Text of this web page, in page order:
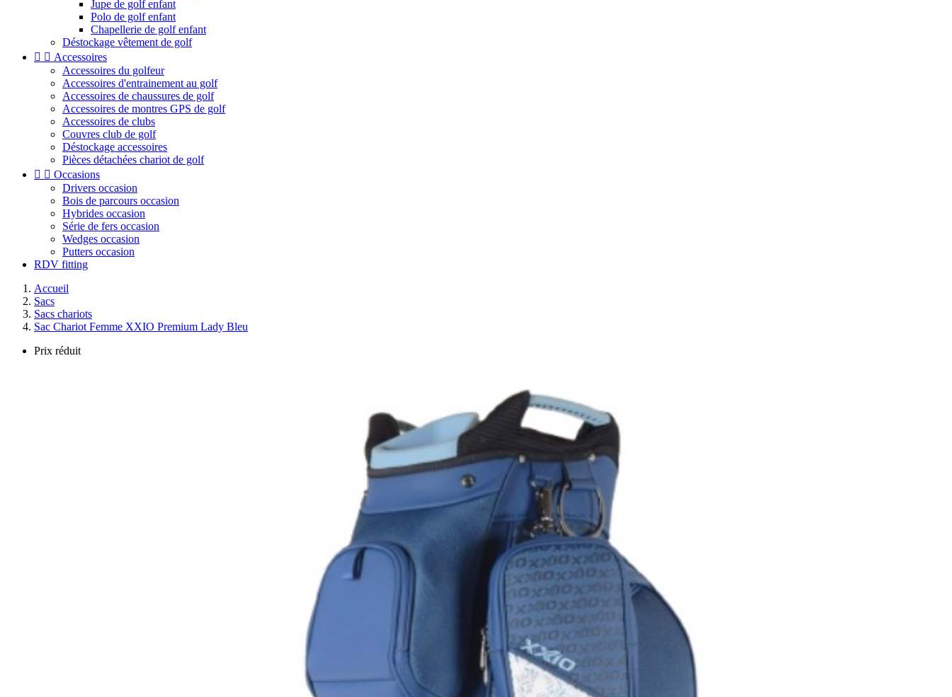
Jupe de golf enfant
Polo de golf enfant
Chapellerie de golf enfant
Déstockage vêtement de golf
  Accessoires
Accessoires du golfeur
Accessoires d'entrainement au golf
Accessoires de chaussures de golf
Accessoires de montres GPS de golf
Accessoires de clubs
Couvres club de golf
Déstockage accessoires
Pièces détachées chariot de golf
  Occasions
Drivers occasion
Bois de parcours occasion
Hybrides occasion
Série de fers occasion
Wedges occasion
Putters occasion
RDV fitting
Accueil
Sacs
Sacs chariots
Sac Chariot Femme XXIO Premium Lady Bleu
Prix réduit